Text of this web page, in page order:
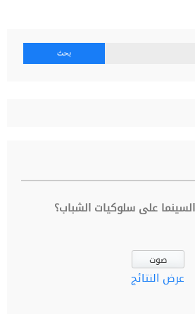
على سلوكيات الشباب؟
عرض النتائج